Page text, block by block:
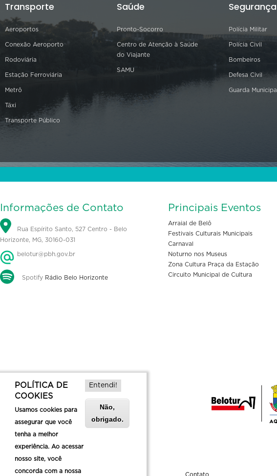
Transporte
Aeroportos
Conexão Aeroporto
Rodoviária
Estação Ferroviária
Metrô
Táxi
Transporte Público
Saúde
Pronto-Socorro
Centro de Atenção à Saúde
do Viajante
SAMU
Segurança
Polícia Militar
Polícia Civil
Bombeiros
Defesa Civil
Guarda Municipal
Informações de Contato
Rua Espírito Santo, 527 Centro - Belo
Horizonte, MG, 30160-031
belotur@pbh.gov.br
Spotify Rádio Belo Horizonte
Principais Eventos
Arraial de Belô
Festivais Culturais Municipais
Carnaval
Noturno nos Museus
Zona Cultura Praça da Estação
Circuito Municipal de Cultura
Sobre a Belotur Contato
POLÍTICA DE
COOKIES
Usamos cookies para
assegurar que você
tenha a melhor
experiência. Ao acessar
nosso site, você
concorda com a nossa
Entendi!
Não,
obrigado.